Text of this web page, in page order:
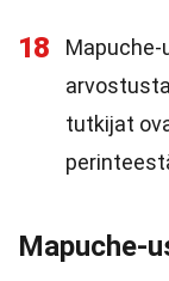
18
tutkijat
Mapuche-